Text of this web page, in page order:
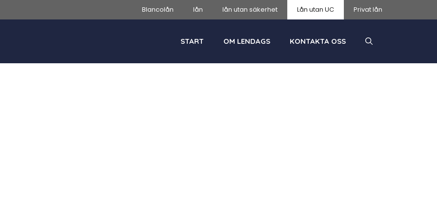
Blancolån lån lån utan säkerhet Lån utan UC Privat lån
START OM LENDAGS KONTAKTA OSS